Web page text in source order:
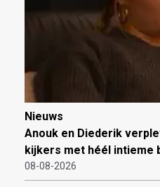
Nieuws
Anouk en Diederik
kijkers met héél intieme
08-08-2026